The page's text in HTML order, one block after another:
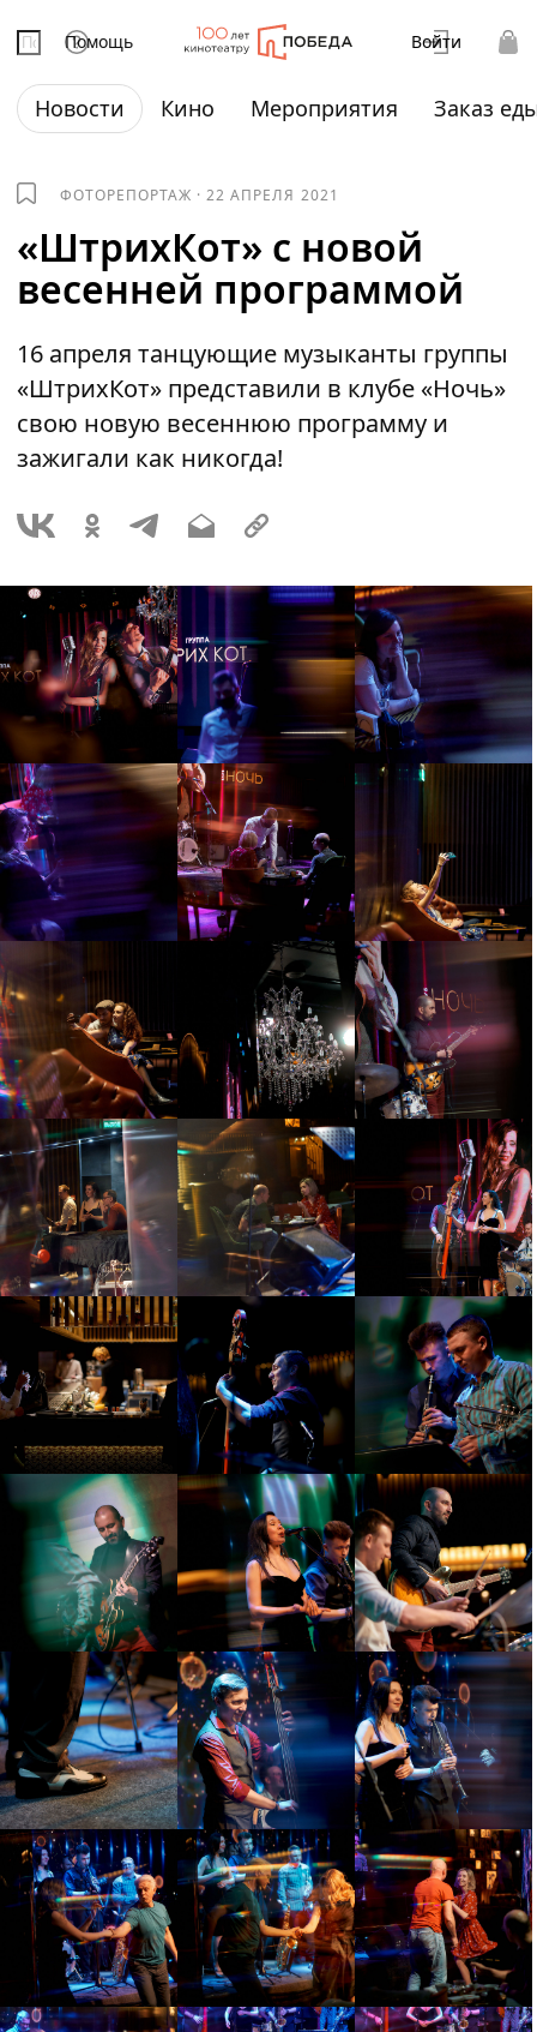
Помощь Войти
Новости Кино Мероприятия Заказ
ФОТОРЕПОРТАЖ ·22 АПРЕЛЯ 2021
«ШтрихКот» с новой
весенней программой
16 апреля танцующие музыканты группы
«ШтрихКот» представили в клубе «Ночь»
свою новую весеннюю программу и
зажигали как никогда!